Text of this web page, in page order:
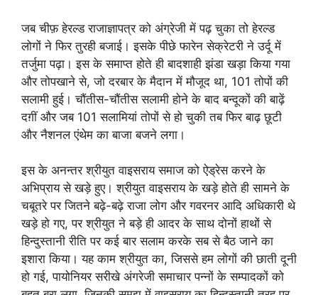
जब चीफ़ हेरल्ड राजाज्ञापत्र को अंग्रेजी में पढ़ चुका तो हेरल्ड
लोगों ने फिर तुरही बजाई। इसके पीछे फारेन सेक्रेटरी ने उर्दू में
तर्जुमा पढ़ा। इस के समाप्त होते ही बादशाही झंडा खड़ा किया गया
और तोपखाने से, जो दरबार के मैदान में मौजूद था, 101 तोपों की
सलामी हुई। चौंतीस-चौंतीस सलामी होने के बाद बन्दूकों की बाढ़ें
दग़ीं और जब 101 सलामियां तोपों से हो चुकी तब फिर बाढ़ छूटी
और नैशनल एंथेम का बाजा बजने लगा।
इस के अनन्तर श्रीयुत वाइसराय समाज को ऐड्रेस करने के
अभिप्राय से खड़े हुए। श्रीयुत वाइसराय के खड़े होते ही सामने के
चबूतरे पर जितने बढ़े-बढ़े राजा लोग और गवरनर आदि अधिकारी थे
खड़े हो गए, पर श्रीयुत ने बड़े ही आदर के साथ दोनों हाथों से
हिन्दुस्तानी रीति पर कई बार सलाम करके सब से बैठ जाने का
इशारा किया। यह काम श्रीयुत का, जिससे हम लोगों की छाती दूनी
हो गई, पायोनियर सरीखे अंगरेजी समाचार पन्नों के सम्पादकों को